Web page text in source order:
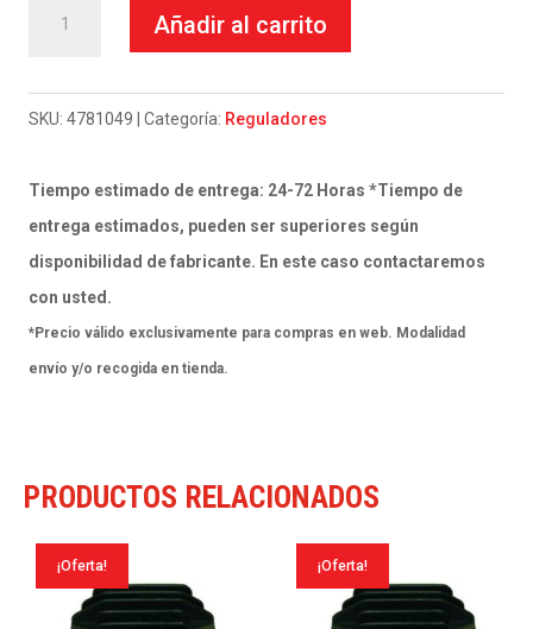
Yamaha
400/450
12V
-
Rotación
izquierda
cantidad
Añadir al carrito
SKU:4781049 Categoría: Reguladores
Tiempo estimado de entrega: 24-72 Horas *Tiempo de
entrega estimados, pueden ser superiores según
disponibilidad de fabricante. En este caso contactaremos
con usted.
*Precio válido exclusivamente para compras en web. Modalidad
envío y/o recogida en tienda.
PRODUCTOS RELACIONADOS
¡Oferta! ¡Oferta!